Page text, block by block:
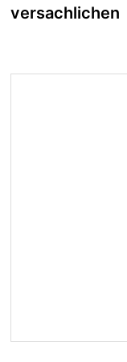
versachlichen